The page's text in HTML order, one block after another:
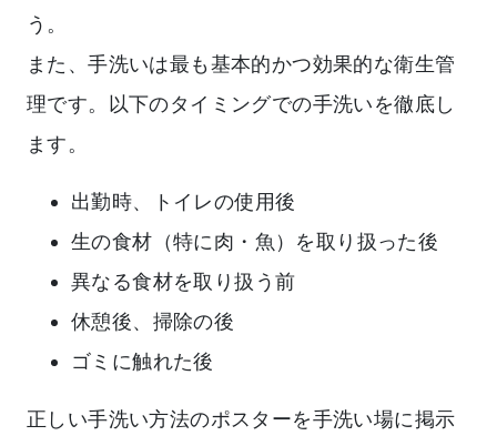
う。
また、手洗いは最も基本的かつ効果的な衛生管
理です。以下のタイミングでの手洗いを徹底し
ます。
出勤時、トイレの使用後
生の食材（特に肉・魚）を取り扱った後
異なる食材を取り扱う前
休憩後、掃除の後
ゴミに触れた後
正しい手洗い方法のポスターを手洗い場に掲示